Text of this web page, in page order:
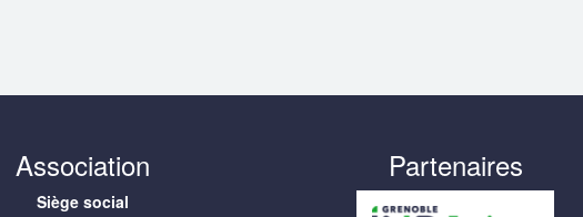
Association
Siège social
Partenaires